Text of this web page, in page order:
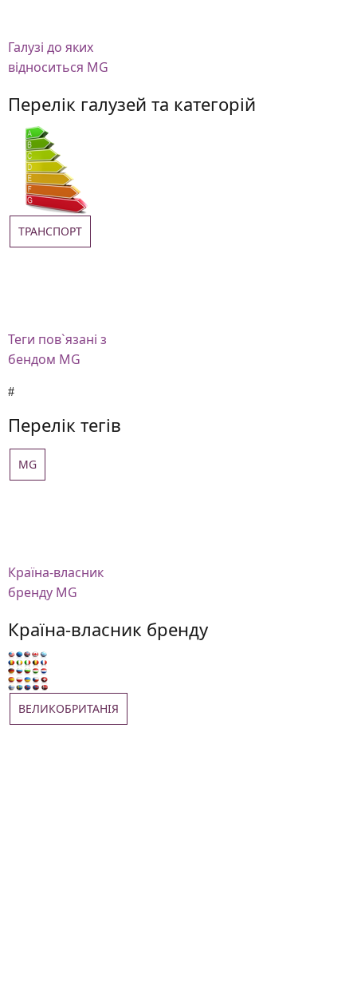
Галузі до яких
відноситься MG
Перелік галузей та категорій
ТРАНСПОРТ
Теги пов`язані з
бендом MG
Перелік тегів
MG
Країна-власник
бренду MG
Країна-власник бренду
ВЕЛИКОБРИТАНІЯ